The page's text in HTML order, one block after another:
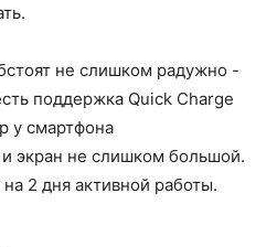
не слишком радужно -
поддержка Quick Charge
у смартфона
экран не слишком большой.
2 дня активной работы.